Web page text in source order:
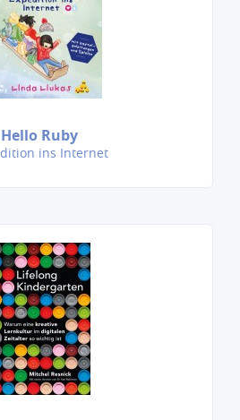
Hello Ruby
ins Internet